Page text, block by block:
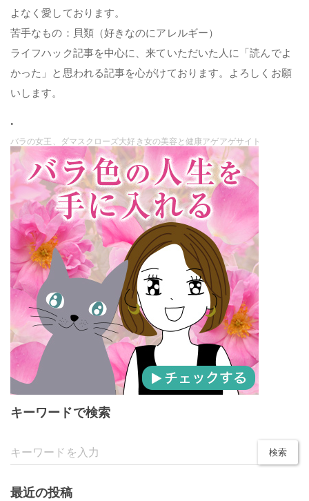
よなく愛しております。
苦手なもの：貝類（好きなのにアレルギー）
ライフハック記事を中心に、来ていただいた人に「読んでよ
かった」と思われる記事を心がけております。よろしくお願
いします。
.
バラの女王、ダマスクローズ大好き女の美容と健康アゲアゲサイト
キーワードで検索
最近の投稿